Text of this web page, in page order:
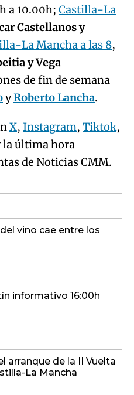
a 10.00h; Castilla-La
Castellanos y
La Mancha a las 8,
y Vega
de fin de semana
yRoberto Lancha.
X, Instagram, Tiktok,
la última hora
de Noticias CMM.
vino cae entre los
informativo 16:00h
arranque de la II Vuelta
La Mancha